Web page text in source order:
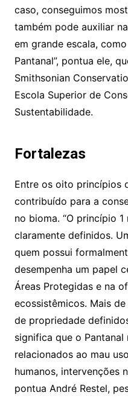
caso, conseguimos
também pode auxiliar
em grande escala,
Pantanal”, pontua ele,
Smithsonian
Escola Superior de
Sustentabilidade.
Fortalezas
Entre os oito princípios
contribuído para a
no bioma. “O princípio
claramente definidos.
quem possui
desempenha um papel
Áreas Protegidas e na
ecossistêmicos. Mais
de propriedade
significa que o
relacionados ao mau
humanos, intervenções
pontua André Restel,